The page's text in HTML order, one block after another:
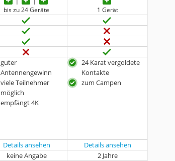
bis zu 24 Geräte 1 Gerät
guter
Antennengewinn
viele Teilnehmer
möglich
empfängt 4K
24 Karat vergoldete
Kontakte
zum Campen
Details ansehen
Details ansehen
keine Angabe
2 Jahre